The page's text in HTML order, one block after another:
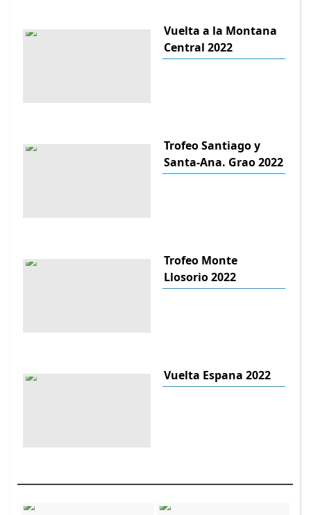
Vuelta a la Montana
Central 2022
Trofeo Santiago y
Santa-Ana. Grao 2022
Trofeo Monte
Llosorio 2022
Vuelta Espana 2022